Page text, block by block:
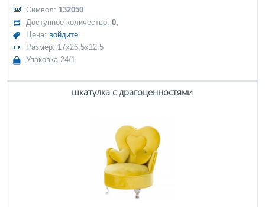
Символ: 132050
Доступное количество:0,
Цена: войдите
Размер: 17x26,5x12,5
Упаковка 24/1
шкатулка с драгоценностями